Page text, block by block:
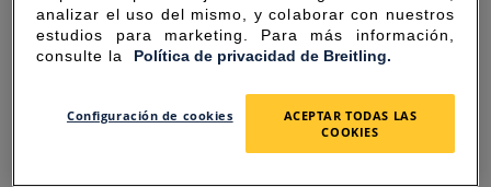
SORRY FOR THE
INCONVENIENCE
analizar el uso del mismo, y colaborar con nuestros
estudios para marketing. Para más información,
consulte la Política de privacidad de Breitling.
Configuración de cookies
ACEPTAR TODAS LAS
COOKIES